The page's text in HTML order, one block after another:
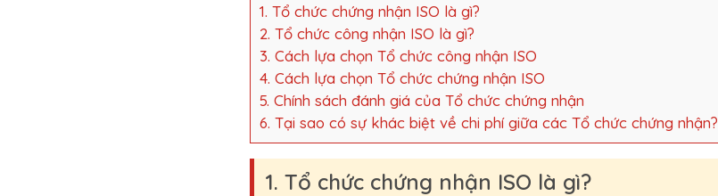
1. Tổ chức chứng nhận ISO là gì?
2. Tổ chức công nhận ISO là gì?
3. Cách lựa chọn Tổ chức công nhận ISO
4. Cách lựa chọn Tổ chức chứng nhận ISO
5. Chính sách đánh giá của Tổ chức chứng nhận
6. Tại sao có sự khác biệt về chi phí giữa các Tổ chức chứng nhận?
1. Tổ chức chứng nhận ISO là gì?